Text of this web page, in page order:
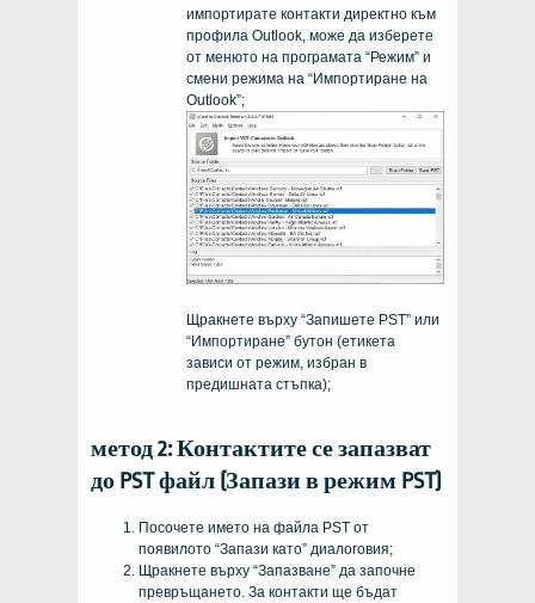
импортирате контакти директно към
профила Outlook, може да изберете
от менюто на програмата “Режим” и
смени режима на “Импортиране на
Outlook”;
Щракнете върху “Запишете PST” или
“Импортиране” бутон (етикета
зависи от режим, избран в
предишната стъпка);
метод 2: Контактите се запазват
до PST файл (Запази в режим PST)
Посочете името на файла PST от
появилото “Запази като” диалоговия;
Щракнете върху “Запазване” да започне
превръщането. За контакти ще бъдат